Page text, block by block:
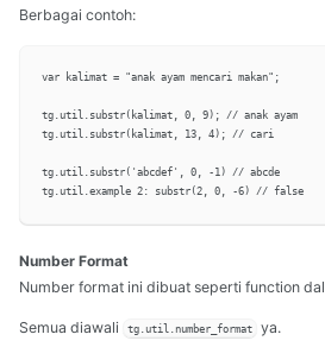
Berbagai contoh:
var kalimat = "anak ayam mencari makan";
tg.util.substr(kalimat, 0, 9); // anak ayam
tg.util.substr(kalimat, 13, 4); // cari
tg.util.substr('abcdef', 0, -1) // abcde
Number Format
Number format ini dibuat seperti function
Semua diawali tg.util.number_format ya.